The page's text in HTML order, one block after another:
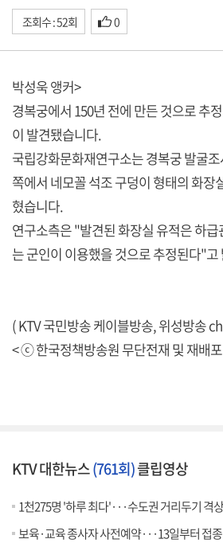
조회수 : 52회 0
박성욱 앵커>
경복궁에서 150년 전에 만든 것으로 추
이 발견됐습니다.
국립강화문화재연구소는 경복궁 발굴
쪽에서 네모꼴 석조 구덩이 형태의 화장
혔습니다.
연구소측은 "발견된 화장실 유적은 하
는 군인이 이용했을 것으로 추정된다"고
( KTV 국민방송 케이블방송, 위성방송
< ⓒ 한국정책방송원 무단전재 및 재배
KTV 대한뉴스(761회)클립영상
1천275명 '하루 최다'···수도권 거리두기 격
보육·교육 종사자 사전예약···13일부터 접종